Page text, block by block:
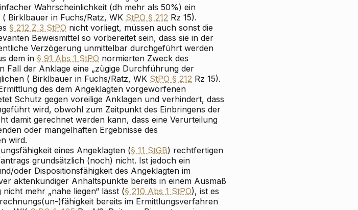
Wahrscheinlichkeit (dh mehr als 50%) ein
( Birklbauer in Fuchs/Ratz, WK StPO § 212 Rz 15).
§ 212 Z 3 StPO nicht vorliegt, müssen auch sonst die
Beweismittel so vorbereitet sein, dass sie in der
Verzögerung unmittelbar durchgeführt werden
dem in § 91 Abs 1 StPO normierten Zweck des
Fall der Anklage eine „zügige Durchführung der
( Birklbauer in Fuchs/Ratz, WK StPO § 212 Rz 15).
des dem Angeklagten vorgeworfenen
Schutz gegen voreilige Anklagen und verhindert, dass
wird, obwohl zum Zeitpunkt des Einbringens der
damit gerechnet werden kann, dass eine Verurteilung
oder mangelhaften Ergebnisse des
wird.
eines Angeklagten (§ 11 StGB) rechtfertigen
grundsätzlich (noch) nicht. Ist jedoch ein
oder Dispositionsfähigkeit des Angeklagten im
aktenkundiger Anhaltspunkte bereits in einem Ausmaß
mehr „nahe liegen“ lässt (§ 210 Abs 1 StPO), ist es
)fähigkeit bereits im Ermittlungsverfahren